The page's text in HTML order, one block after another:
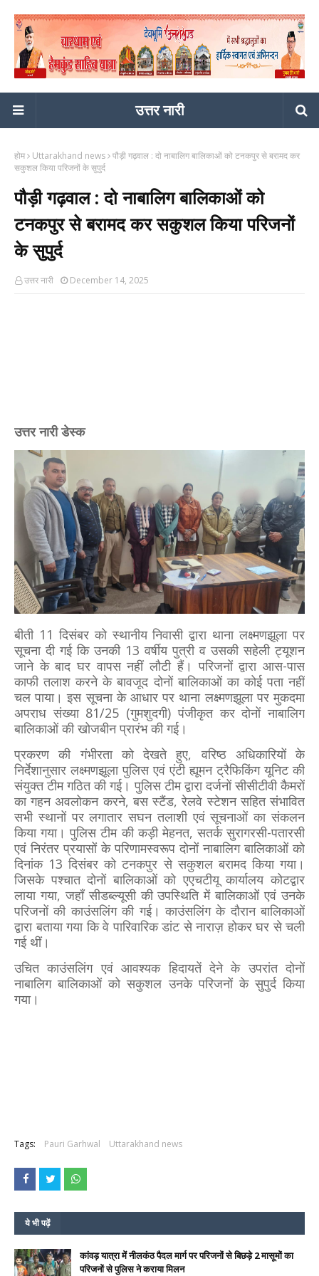
उत्तर नारी
होम Uttarakhand news पौड़ी गढ़वाल : दो नाबालिग बालिकाओं को टनकपुर से बरामद कर
सकुशल किया परिजनों के सुपुर्द
पौड़ी गढ़वाल : दो नाबालिग बालिकाओं को
टनकपुर से बरामद कर सकुशल किया परिजनों
के सुपुर्द
उत्तर नारी December 14, 2025
उत्तर नारी डेस्क
बीती 11 दिसंबर को स्थानीय निवासी द्वारा थाना लक्ष्मणझूला पर
सूचना दी गई कि उनकी 13 वर्षीय पुत्री व उसकी सहेली ट्यूशन
जाने के बाद घर वापस नहीं लौटी हैं। परिजनों द्वारा आस-पास
काफी तलाश करने के बावजूद दोनों बालिकाओं का कोई पता नहीं
चल पाया। इस सूचना के आधार पर थाना लक्ष्मणझूला पर मुकदमा
अपराध संख्या 81/25 (गुमशुदगी) पंजीकृत कर दोनों नाबालिग
बालिकाओं की खोजबीन प्रारंभ की गई।
प्रकरण की गंभीरता को देखते हुए, वरिष्ठ अधिकारियों के
निर्देशानुसार लक्ष्मणझूला पुलिस एवं एंटी ह्यूमन ट्रैफिकिंग यूनिट की
संयुक्त टीम गठित की गई। पुलिस टीम द्वारा दर्जनों सीसीटीवी कैमरों
का गहन अवलोकन करने, बस स्टैंड, रेलवे स्टेशन सहित संभावित
सभी स्थानों पर लगातार सघन तलाशी एवं सूचनाओं का संकलन
किया गया। पुलिस टीम की कड़ी मेहनत, सतर्क सुरागरसी-पतारसी
एवं निरंतर प्रयासों के परिणामस्वरूप दोनों नाबालिग बालिकाओं को
दिनांक 13 दिसंबर को टनकपुर से सकुशल बरामद किया गया।
जिसके पश्चात दोनों बालिकाओं को एएचटीयू कार्यालय कोटद्वार
लाया गया, जहाँ सीडब्ल्यूसी की उपस्थिति में बालिकाओं एवं उनके
परिजनों की काउंसलिंग की गई। काउंसलिंग के दौरान बालिकाओं
द्वारा बताया गया कि वे पारिवारिक डांट से नाराज़ होकर घर से चली
गई थीं।
उचित काउंसलिंग एवं आवश्यक हिदायतें देने के उपरांत दोनों
नाबालिग बालिकाओं को सकुशल उनके परिजनों के सुपुर्द किया
गया।
Tags: Pauri Garhwal Uttarakhand news
ये भी पढ़ें
कांवड़ यात्रा में नीलकंठ पैदल मार्ग पर परिजनों से बिछड़े 2 मासूमों का
परिजनों से पुलिस ने कराया मिलन